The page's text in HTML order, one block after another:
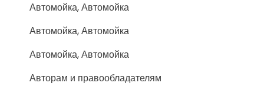
Автомойка, Автомойка
Автомойка, Автомойка
Автомойка, Автомойка
Авторам и правообладателям